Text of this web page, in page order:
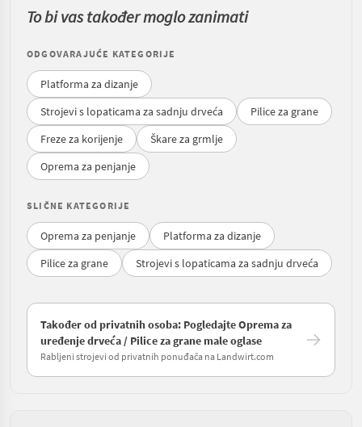
To bi vas također moglo zanimati
ODGOVARAJUĆE KATEGORIJE
Platforma za dizanje
Strojevi s lopaticama za sadnju drveća
Pilice za grane
Freze za korijenje
Škare za grmlje
Oprema za penjanje
SLIČNE KATEGORIJE
Oprema za penjanje
Platforma za dizanje
Pilice za grane
Strojevi s lopaticama za sadnju drveća
Također od privatnih osoba: Pogledajte Oprema za
uređenje drveća / Pilice za grane male oglase
Rabljeni strojevi od privatnih ponuđača na Landwirt.com